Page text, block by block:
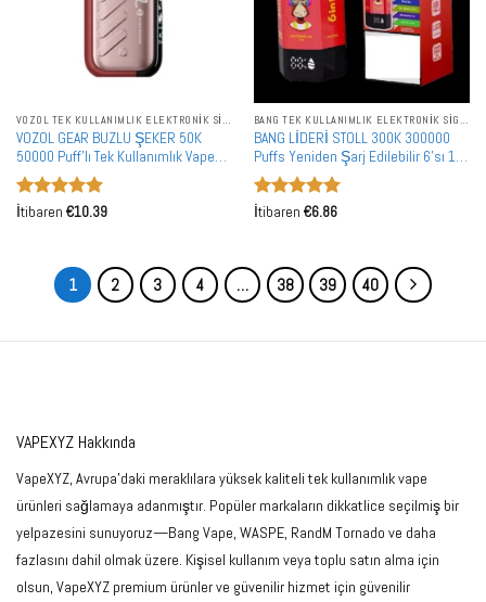
VOZOL TEK KULLANIMLIK ELEKTRONIK SIGARALAR
VOZOL GEAR BUZLU ŞEKER 50K
50000 Puff'lı Tek Kullanımlık Vape
Toptan Toplu Alışveriş Avrupa Depo
5 üzerinden
İtibaren €10.39
BANG TEK KULLANIMLIK ELEKTRONIK SIGARALAR
BANG LİDERİ STOLL 300K 300000
Puffs Yeniden Şarj Edilebilir 6'sı 1
Arada Tat Disposable Vape Toptan
Toplu Alışveriş Çift Ağ
5 üzerinden
İtibaren €6.86
1 2 3 4 … 38 39 40
VAPEXYZ Hakkında
VapeXYZ, Avrupa'daki meraklılara yüksek kaliteli tek kullanımlık vape
ürünleri sağlamaya adanmıştır. Popüler markaların dikkatlice seçilmiş bir
yelpazesini sunuyoruz—Bang Vape, WASPE, RandM Tornado ve daha
fazlasını dahil olmak üzere. Kişisel kullanım veya toplu satın alma için
olsun, VapeXYZ premium ürünler ve güvenilir hizmet için güvenilir